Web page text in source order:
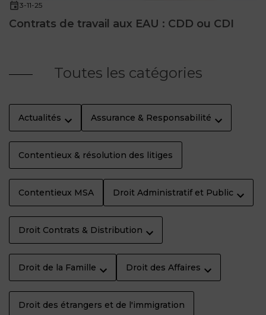
3-11-25
Contrats de travail aux EAU : CDD ou CDI
Toutes les catégories
Actualités Assurance & Responsabilité
Contentieux & résolution des litiges
Contentieux MSA Droit Administratif et Public
Droit Contrats & Distribution
Droit de la Famille Droit des Affaires
Droit des étrangers et de l'immigration